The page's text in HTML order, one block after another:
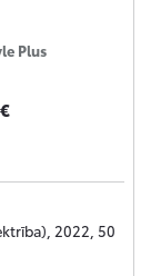
Plus
2022, 50